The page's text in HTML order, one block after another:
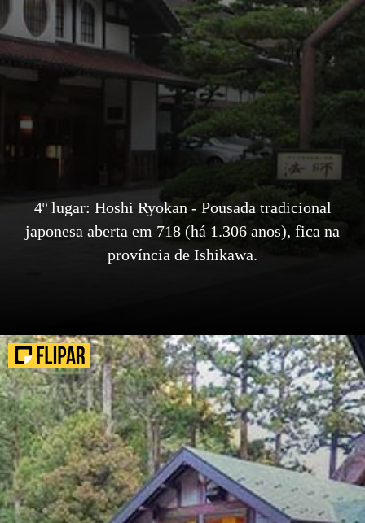
4º lugar: Hoshi Ryokan - Pousada tradicional
japonesa aberta em 718 (há 1.306 anos), fica na
província de Ishikawa.